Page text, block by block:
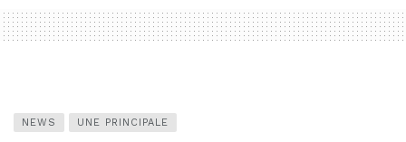
NEWS UNE PRINCIPALE